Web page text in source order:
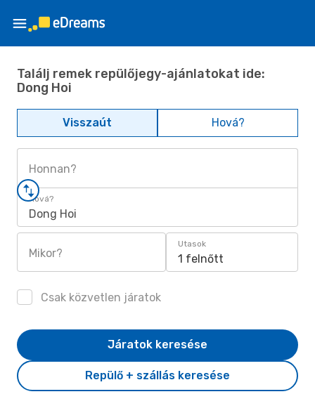
Találj remek repülőjegy-ajánlatokat ide:
Dong Hoi
Visszaút Hová?
Honnan?
Hová?
Dong Hoi
Mikor?
Utasok
1 felnőtt
Csak közvetlen járatok
Repülő + szállás keresése
Járatok keresése